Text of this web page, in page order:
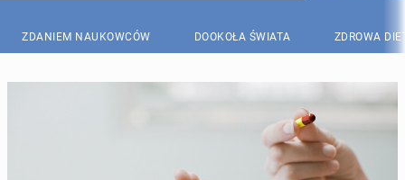
ZDANIEM NAUKOWCÓW DOOKOŁA ŚWIATA ZDROWA